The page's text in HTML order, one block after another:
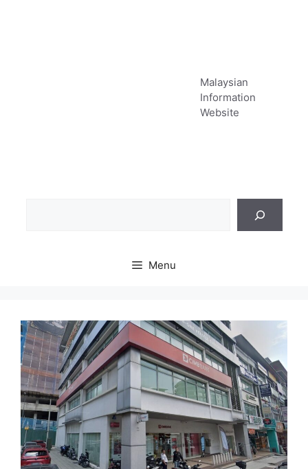
Malaysian
Information
Website
Menu